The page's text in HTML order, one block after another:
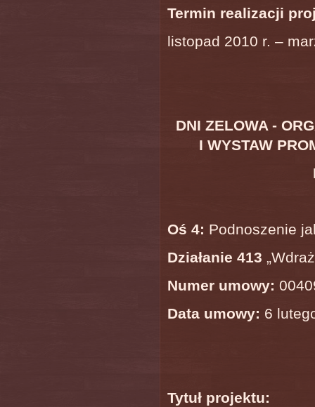
Termin realizacji
listopad 2010 r. –
DNI ZELOWA -
I WYSTAW
Oś 4: Podnoszenie
Działanie 413
Numer umowy:
Data umowy: 6
Tytuł projektu: